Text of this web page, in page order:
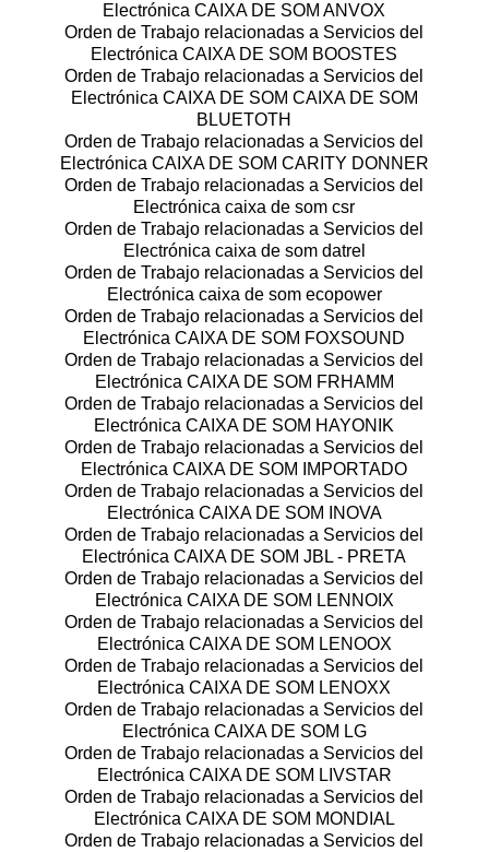
Electrónica CAIXA DE SOM ANVOX
Orden de Trabajo relacionadas a Servicios del
Electrónica CAIXA DE SOM BOOSTES
Orden de Trabajo relacionadas a Servicios del
Electrónica CAIXA DE SOM CAIXA DE SOM
BLUETOTH
Orden de Trabajo relacionadas a Servicios del
Electrónica CAIXA DE SOM CARITY DONNER
Orden de Trabajo relacionadas a Servicios del
Electrónica caixa de som csr
Orden de Trabajo relacionadas a Servicios del
Electrónica caixa de som datrel
Orden de Trabajo relacionadas a Servicios del
Electrónica caixa de som ecopower
Orden de Trabajo relacionadas a Servicios del
Electrónica CAIXA DE SOM FOXSOUND
Orden de Trabajo relacionadas a Servicios del
Electrónica CAIXA DE SOM FRHAMM
Orden de Trabajo relacionadas a Servicios del
Electrónica CAIXA DE SOM HAYONIK
Orden de Trabajo relacionadas a Servicios del
Electrónica CAIXA DE SOM IMPORTADO
Orden de Trabajo relacionadas a Servicios del
Electrónica CAIXA DE SOM INOVA
Orden de Trabajo relacionadas a Servicios del
Electrónica CAIXA DE SOM JBL - PRETA
Orden de Trabajo relacionadas a Servicios del
Electrónica CAIXA DE SOM LENNOIX
Orden de Trabajo relacionadas a Servicios del
Electrónica CAIXA DE SOM LENOOX
Orden de Trabajo relacionadas a Servicios del
Electrónica CAIXA DE SOM LENOXX
Orden de Trabajo relacionadas a Servicios del
Electrónica CAIXA DE SOM LG
Orden de Trabajo relacionadas a Servicios del
Electrónica CAIXA DE SOM LIVSTAR
Orden de Trabajo relacionadas a Servicios del
Electrónica CAIXA DE SOM MONDIAL
Orden de Trabajo relacionadas a Servicios del